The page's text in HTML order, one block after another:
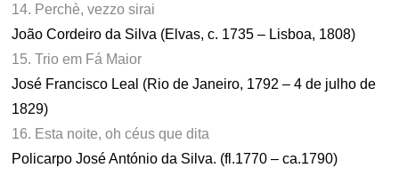
14. Perchè, vezzo sirai
João Cordeiro da Silva (Elvas, c. 1735 – Lisboa, 1808)
15. Trio em Fá Maior
José Francisco Leal (Rio de Janeiro, 1792 – 4 de julho de
1829)
16. Esta noite, oh céus que dita
Policarpo José António da Silva. (fl.1770 – ca.1790)